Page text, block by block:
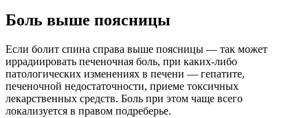
Боль выше поясницы
Если болит спина справа выше поясницы — так может
иррадиировать печеночная боль, при каких-либо
патологических изменениях в печени — гепатите,
печеночной недостаточности, приеме токсичных
лекарственных средств. Боль при этом чаще всего
локализуется в правом подреберье.